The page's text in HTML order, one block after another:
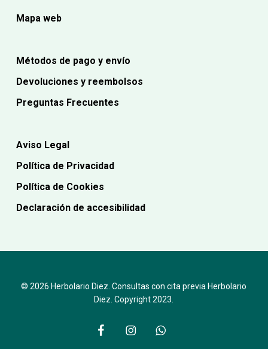
Mapa web
Métodos de pago y envío
Devoluciones y reembolsos
Preguntas Frecuentes
Aviso Legal
Política de Privacidad
Política de Cookies
Declaración de accesibilidad
© 2026 Herbolario Diez. Consultas con cita previa Herbolario
Diez. Copyright 2023.
facebookinstagramwhatsapp